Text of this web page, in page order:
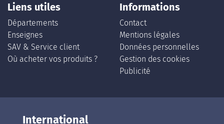
Liens utiles
Départements
Enseignes
SAV & Service client
Où acheter vos produits ?
Informations
Contact
Mentions légales
Données personnelles
Gestion des cookies
Publicité
International